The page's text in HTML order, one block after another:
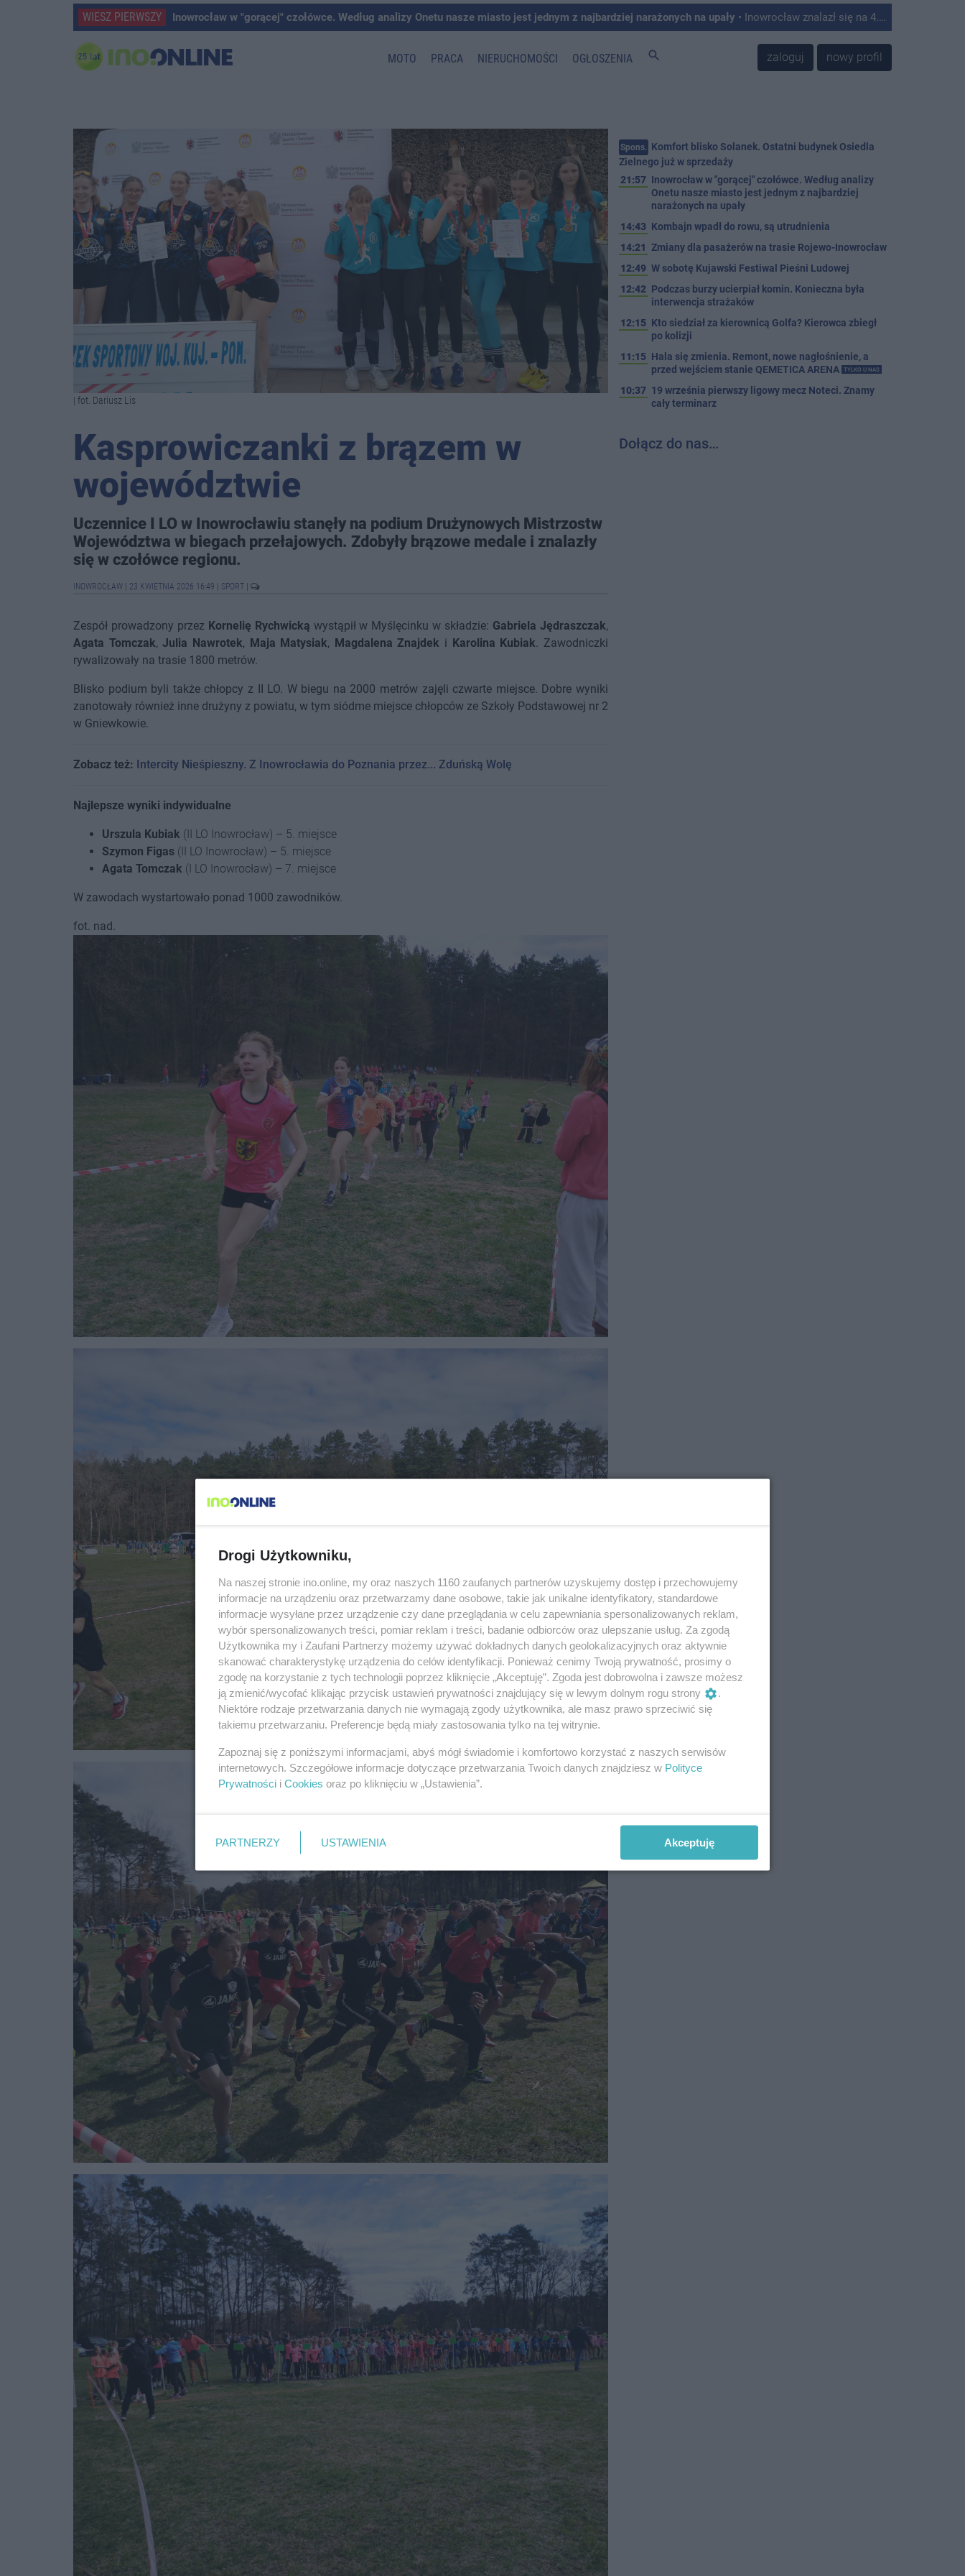
WIESZ PIERWSZY Inowrocław w "gorącej" czołówce. Według analizy Onetu nasze miasto jest jednym z najbardziej narażonych na upały • Inowrocław znalazł się na 4. miejscu w Polsce w rankingu miast najbardziej podatnych na skutki upałów. Tak wynika z analizy przygotowanej przez Onet, który opracował autorski Indeks Podatności na Upały na podstawie danych satelitarnych, informacji o zabudowie, ilości zieleni oraz struktury mieszkańców.
MOTO PRACA NIERUCHOMOŚCI OGŁOSZENIA search zaloguj nowy profil
| fot. Dariusz Lis
Kasprowiczanki z brązem w
województwie
Uczennice I LO w Inowrocławiu stanęły na podium Drużynowych Mistrzostw
Województwa w biegach przełajowych. Zdobyły brązowe medale i znalazły
się w czołówce regionu.
INOWROCŁAW 23 KWIETNIA 2026 16:49 SPORT
Zespół prowadzony przez Kornelię Rychwicką wystąpił w Myślęcinku w składzie: Gabriela Jędraszczak,
Agata Tomczak,Julia Nawrotek, Maja Matysiak, Magdalena Znajdek i Karolina Kubiak. Zawodniczki
rywalizowały na trasie 1800 metrów.
Blisko podium byli także chłopcy z II LO. W biegu na 2000 metrów zajęli czwarte miejsce. Dobre wyniki
zanotowały również inne drużyny z powiatu, w tym siódme miejsce chłopców ze Szkoły Podstawowej nr 2
w Gniewkowie.
Zobacz też: Intercity Nieśpieszny. Z Inowrocławia do Poznania przez... Zduńską Wolę
Najlepsze wyniki indywidualne
Urszula Kubiak (II LO Inowrocław) – 5. miejsce
Szymon Figas (II LO Inowrocław) – 5. miejsce
Agata Tomczak (I LO Inowrocław) – 7. miejsce
W zawodach wystartowało ponad 1000 zawodników.
fot. nad.
Spons. Komfort blisko Solanek. Ostatni budynek Osiedla
Zielnego już w sprzedaży
21:57 Inowrocław w "gorącej" czołówce. Według analizy
Onetu nasze miasto jest jednym z najbardziej
narażonych na upały
14:43 Kombajn wpadł do rowu, są utrudnienia
14:21 Zmiany dla pasażerów na trasie Rojewo-Inowrocław
12:49 W sobotę Kujawski Festiwal Pieśni Ludowej
12:42 Podczas burzy ucierpiał komin. Konieczna była
interwencja strażaków
12:15 Kto siedział za kierownicą Golfa? Kierowca zbiegł
po kolizji
11:15 Hala się zmienia. Remont, nowe nagłośnienie, a
przed wejściem stanie QEMETICA ARENA
TYLKO U NAS
10:37 19 września pierwszy ligowy mecz Noteci. Znamy
cały terminarz
Dołącz do nas…
Drogi Użytkowniku,
Na naszej stronie ino.online, my oraz naszych 1160 zaufanych partnerów uzyskujemy dostęp i przechowujemy
informacje na urządzeniu oraz przetwarzamy dane osobowe, takie jak unikalne identyfikatory, standardowe
informacje wysyłane przez urządzenie czy dane przeglądania w celu zapewniania spersonalizowanych reklam,
wybór spersonalizowanych treści, pomiar reklam i treści, badanie odbiorców oraz ulepszanie usług. Za zgodą
Użytkownika my i Zaufani Partnerzy możemy używać dokładnych danych geolokalizacyjnych oraz aktywnie
skanować charakterystykę urządzenia do celów identyfikacji. Ponieważ cenimy Twoją prywatność, prosimy o
zgodę na korzystanie z tych technologii poprzez kliknięcie „Akceptuję”. Zgoda jest dobrowolna i zawsze możesz
ją zmienić/wycofać klikając przycisk ustawień prywatności znajdujący się w lewym dolnym rogu strony
.
Niektóre rodzaje przetwarzania danych nie wymagają zgody użytkownika, ale masz prawo sprzeciwić się
takiemu przetwarzaniu. Preferencje będą miały zastosowania tylko na tej witrynie.
Zapoznaj się z poniższymi informacjami, abyś mógł świadomie i komfortowo korzystać z naszych serwisów
internetowych. Szczegółowe informacje dotyczące przetwarzania Twoich danych znajdziesz w Polityce
Prywatności i Cookies oraz po kliknięciu w „Ustawienia”.
PARTNERZY USTAWIENIA Akceptuję